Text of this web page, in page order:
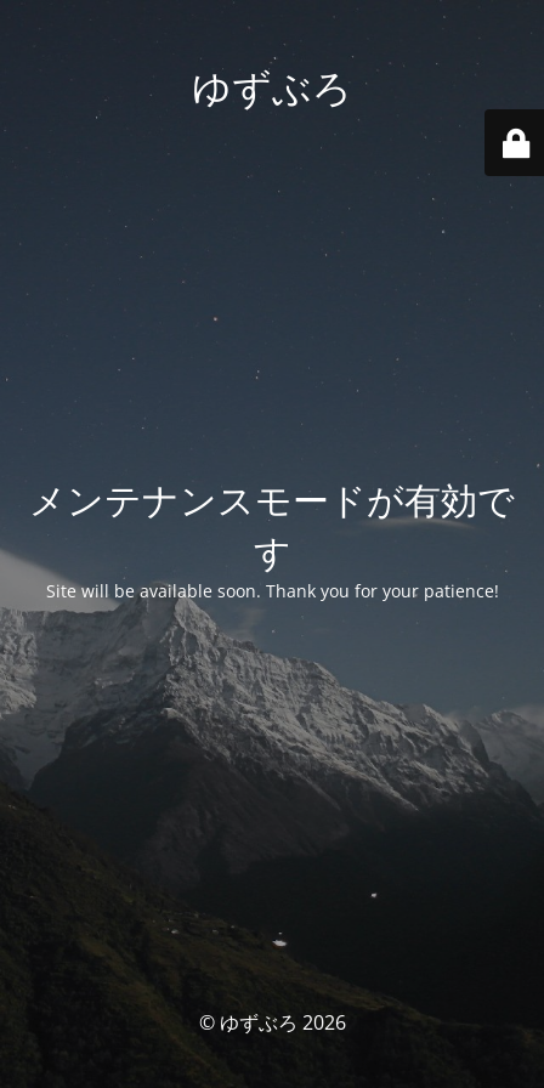
ゆずぶろ
メンテナンスモードが有効で
す
Site will be available soon. Thank you for your patience!
© ゆずぶろ 2026